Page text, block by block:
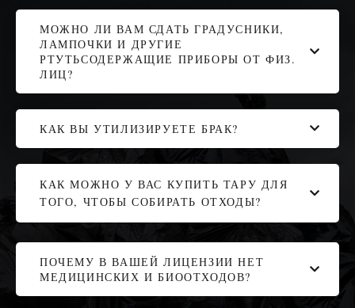
МОЖНО ЛИ ВАМ СДАТЬ ГРАДУСНИКИ,
ЛАМПОЧКИ И ДРУГИЕ
РТУТЬСОДЕРЖАЩИЕ ПРИБОРЫ ОТ ФИЗ.
ЛИЦ?
КАК ВЫ УТИЛИЗИРУЕТЕ БРАК?
КАК МОЖНО У ВАС КУПИТЬ ТАРУ ДЛЯ
ТОГО, ЧТОБЫ СОБИРАТЬ ОТХОДЫ?
ПОЧЕМУ В ВАШЕЙ ЛИЦЕНЗИИ НЕТ
МЕДИЦИНСКИХ И БИООТХОДОВ?